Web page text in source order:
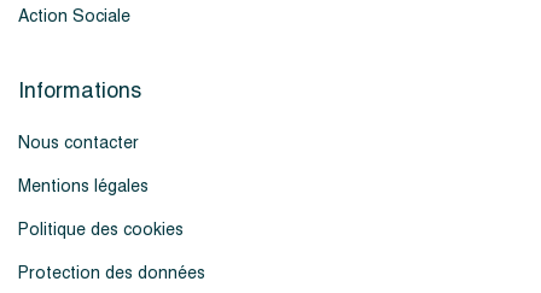
Action Sociale
Informations
Nous contacter
Mentions légales
Politique des cookies
Protection des données